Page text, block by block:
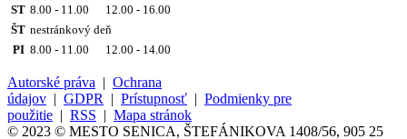
ST 8.00 - 11.00 12.00 - 16.00
ŠT nestránkový deň
PI 8.00 - 11.00 12.00 - 14.00
Autorské práva | Ochrana
údajov | GDPR | Prístupnosť | Podmienky pre
použitie | RSS | Mapa stránok
© 2023 © MESTO SENICA, ŠTEFÁNIKOVA 1408/56, 905 25